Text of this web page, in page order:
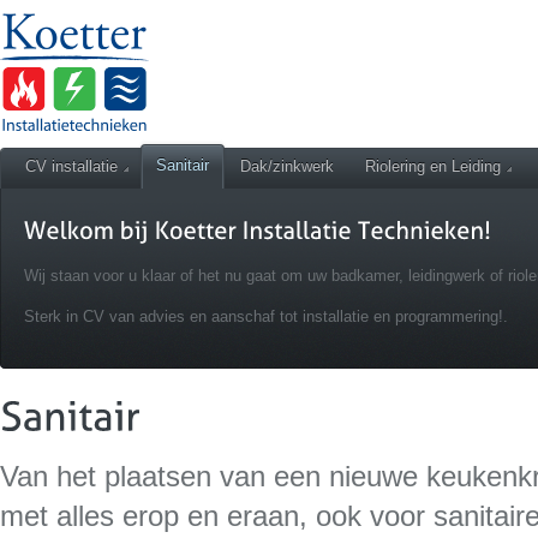
CV installatie Sanitair Dak/zinkwerk Riolering en Leiding
Wij staan voor u klaar of het nu gaat om uw badkamer, leidingwerk of
Sterk in CV van advies en aanschaf tot installatie en programmering!.
Van het plaatsen van een nieuwe
met alles erop en eraan, ook voor